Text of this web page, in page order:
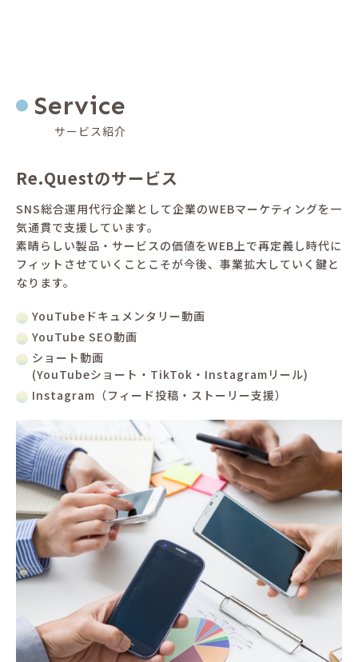
Service
サービス紹介
Re.Questのサービス
SNS総合運用代行企業として企業のWEBマーケティングを一
気通貫で支援しています。
素晴らしい製品・サービスの価値をWEB上で再定義し時代に
フィットさせていくことこそが今後、事業拡大していく鍵と
なります。
YouTubeドキュメンタリー動画
YouTube SEO動画
ショート動画
(YouTubeショート・TikTok・Instagramリール)
Instagram（フィード投稿・ストーリー支援）